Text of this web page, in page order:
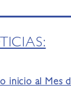
inicio al Mes